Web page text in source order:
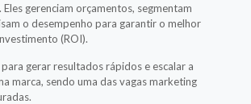
Eles gerenciam orçamentos, segmentam
o desempenho para garantir o melhor
(ROI).
gerar resultados rápidos e escalar a
marca, sendo uma das vagas marketing